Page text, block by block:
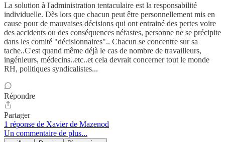
La solution à l'administration tentaculaire est la responsabilité
individuelle. Dès lors que chacun peut être personnellement mis en
cause pour de mauvaises décisions qui ont entrainé des pertes voire
des accidents ou des conséquences néfastes, personne ne se précipite
dans les comité "décisionnaires".. Chacun se concentre sur sa
tache..C'est quand même déjà le cas de nombre de travailleurs,
ingénieurs, médecins..etc..et cela devrait concerner tout le monde
RH, politiques syndicalistes...
Répondre
Partager
1 réponse de Xavier de Mazenod
Un commentaire de plus...